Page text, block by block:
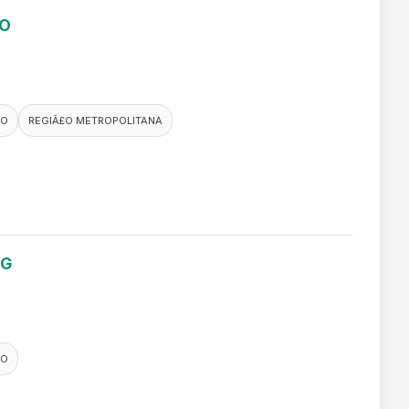
REGIÃ£O METROPOLITANA